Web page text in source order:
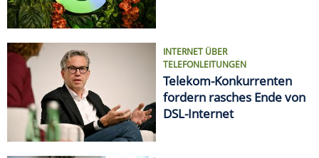
INTERNET ÜBER
TELEFONLEITUNGEN
Telekom-Konkurrenten
fordern rasches Ende von
DSL-Internet